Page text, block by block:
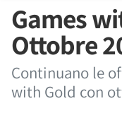
Games
Ottobre
Continuano le
with Gold con